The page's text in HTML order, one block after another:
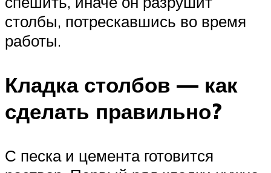
столбы, потрескавшись во время
работы.
Кладка столбов — как
сделать правильно?
С песка и цемента готовится